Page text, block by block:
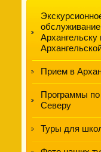
Архангельску
Прием в
Программы
Северу
Туры для